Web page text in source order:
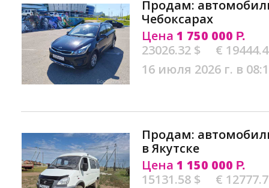
Продам:
Чебоксарах
Цена 1 750 000 Р.
23026.32 $
€
16 июля 2026 г. в
Продам:
в Якутске
Цена 1 150 000 Р.
15131.58 $
€